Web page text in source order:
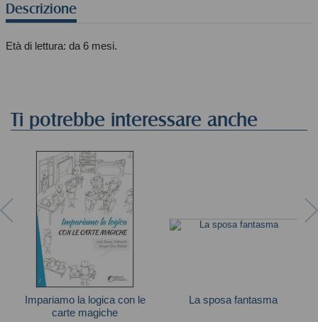
Descrizione
Età di lettura: da 6 mesi.
Ti potrebbe interessare anche
Impariamo la logica con le
carte magiche
La sposa fantasma